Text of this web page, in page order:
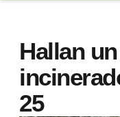
Hallan
25